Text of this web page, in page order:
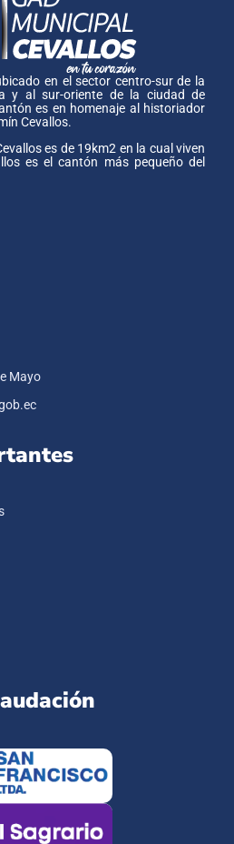
en el sector centro-sur de la
y al sur-oriente de la ciudad de
es en homenaje al historiador
Cevallos.
es de 19km2 en la cual viven
es el cantón más pequeño del
Mayo